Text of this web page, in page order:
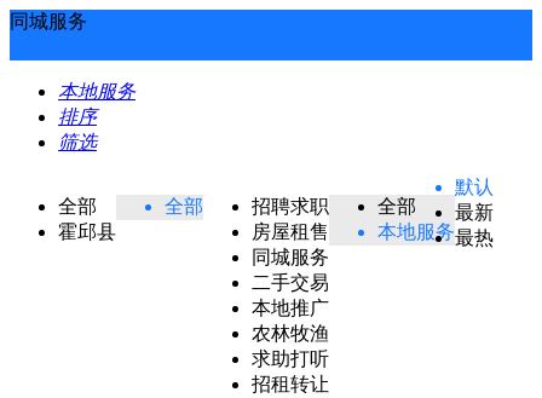
同城服务
本地服务
排序
筛选
全部
霍邱县
全部
招聘求职
房屋租售
同城服务
二手交易
本地推广
农林牧渔
求助打听
招租转让
全部
本地服务
默认
最新
最热